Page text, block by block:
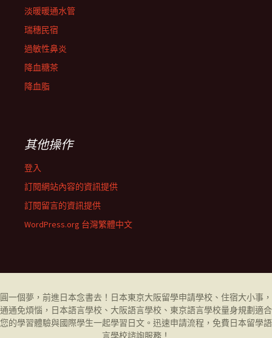
淡暖暖通水管
瑞穗民宿
過敏性鼻炎
降血糖茶
降血脂
其他操作
登入
訂閱網站內容的資訊提供
訂閱留言的資訊提供
WordPress.org 台灣繁體中文
圓一個夢，前進日本念書去！日本東京大阪留學申請學校、住宿大小事，
通通免煩惱，日本語言學校、大阪語言學校、東京語言學校量身規劃適合
您的學習體驗與國際學生一起學習日文。迅速申請流程，免費日本留學語
言學校諮詢服務！